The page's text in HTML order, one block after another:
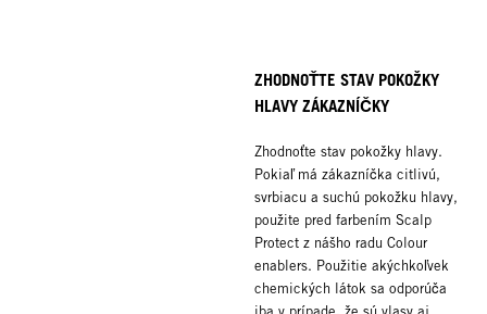
ZHODNOŤTE STAV POKOŽKY
HLAVY ZÁKAZNÍČKY
Zhodnoťte stav pokožky hlavy.
Pokiaľ má zákazníčka citlivú,
svrbiacu a suchú pokožku hlavy,
použite pred farbením Scalp
Protect z nášho radu Colour
enablers. Použitie akýchkoľvek
chemických látok sa odporúča